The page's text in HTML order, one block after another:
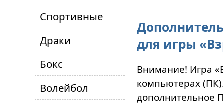
Спортивные
Драки
Бокс
Волейбол
для игры
Внимание! Игра
компьютерах
дополнительное